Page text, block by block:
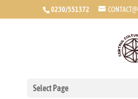
0230/551372
Select Page